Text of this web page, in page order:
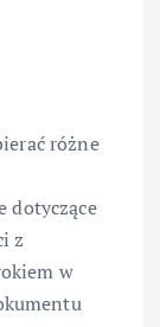
różne
dotyczące
z
w